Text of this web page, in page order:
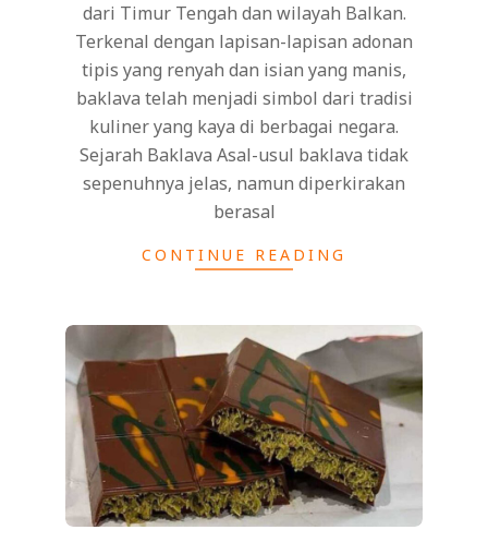
dari Timur Tengah dan wilayah Balkan.
Terkenal dengan lapisan-lapisan adonan
tipis yang renyah dan isian yang manis,
baklava telah menjadi simbol dari tradisi
kuliner yang kaya di berbagai negara.
Sejarah Baklava Asal-usul baklava tidak
sepenuhnya jelas, namun diperkirakan
berasal
CONTINUE READING